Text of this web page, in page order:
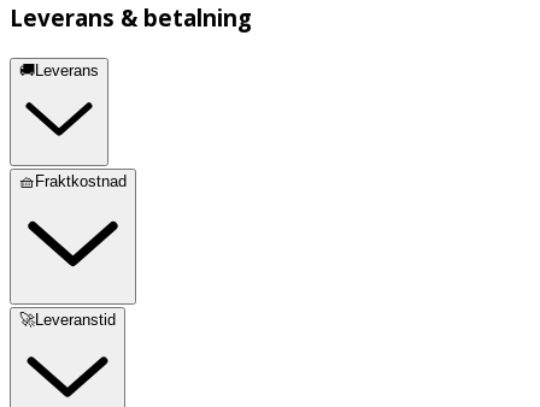
Leverans & betalning
🚚Leverans
🧺Fraktkostnad
🚀Leveranstid